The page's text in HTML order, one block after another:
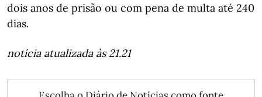
dois anos de prisão ou com pena de multa até 240
dias.
notícia atualizada às 21.21